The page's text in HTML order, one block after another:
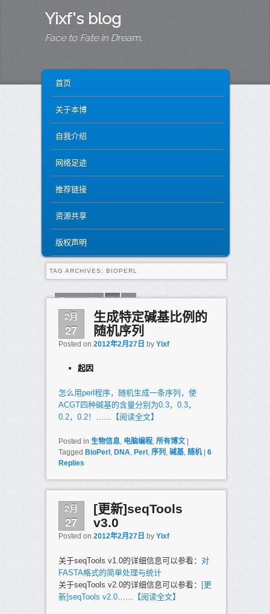
Yixf's blog
Face to Fate in Dream.
SKIP TO PRIMARY CONTENT
SKIP TO SECONDARY CONTENT
首页
关于本博
自我介绍
网络足迹
推荐链接
资源共享
版权声明
TAG ARCHIVES: BIOPERL
Page 1 of 2 1 2
2月
27
生成特定碱基比例的
随机序列
Posted on 2012年2月27日 by Yixf
起因
怎么用perl程序，随机生成一条序列，使
ACGT四种碱基的含量分别为0.3，0.3，
0.2，0.2！ …… 【阅读全文】
Posted in 生物信息, 电脑编程, 所有博文
Tagged BioPerl , DNA, Perl , 序列 , 碱基, 随机
6
Replies
2月
27
[更新]seqTools
v3.0
Posted on 2012年2月27日 by Yixf
关于seqTools v1.0的详细信息可以参看： 对
FASTA格式的简单处理与统计
关于seqTools v2.0的详细信息可以参看： [更
新]seqTools v2.0…… 【阅读全文】